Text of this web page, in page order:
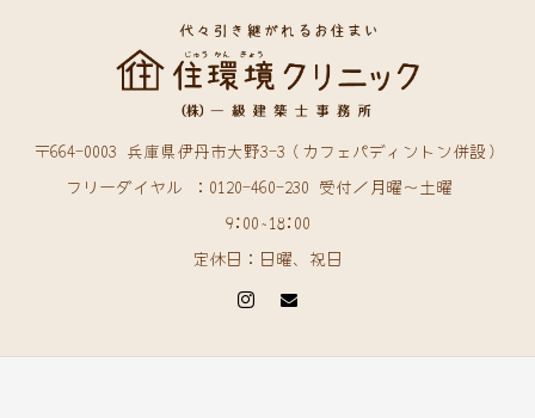
〒664-0003 兵庫県伊丹市大野3-3（カフェパディントン併設）
フリーダイヤル ：0120-460-230 受付／月曜〜土曜
9:00~18:00
定休日：日曜、祝日